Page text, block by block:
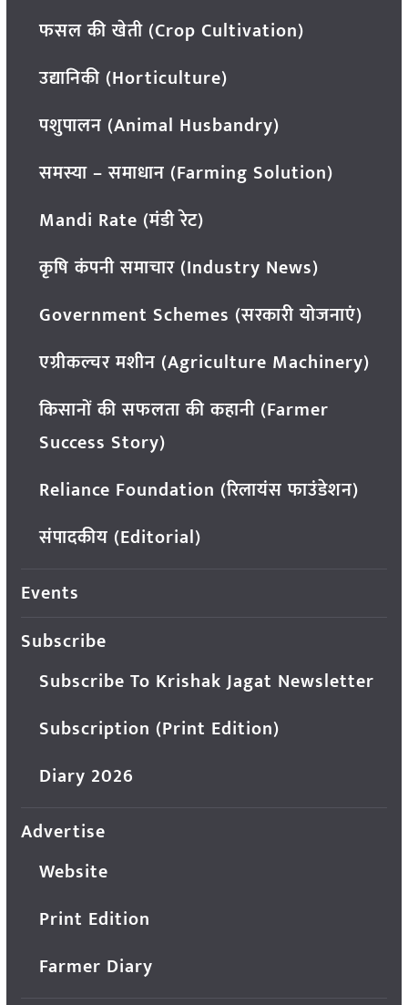
फसल की खेती (Crop Cultivation)
उद्यानिकी (Horticulture)
पशुपालन (Animal Husbandry)
समस्या – समाधान (Farming Solution)
Mandi Rate (मंडी रेट)
कृषि कंपनी समाचार (Industry News)
Government Schemes (सरकारी योजनाएं)
एग्रीकल्चर मशीन (Agriculture Machinery)
किसानों की सफलता की कहानी (Farmer
Success Story)
Reliance Foundation (रिलायंस फाउंडेशन)
संपादकीय (Editorial)
Events
Subscribe
Subscribe To Krishak Jagat Newsletter
Subscription (Print Edition)
Diary 2026
Advertise
Website
Print Edition
Farmer Diary